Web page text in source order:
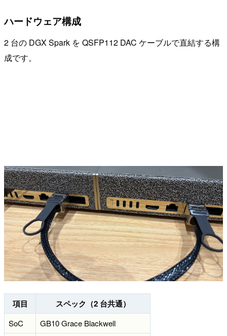
ハードウェア構成
2 台の DGX Spark を QSFP112 DAC ケーブルで直結する構
成です。
項目 スペック（2 台共通）
SoC
GB10 Grace Blackwell